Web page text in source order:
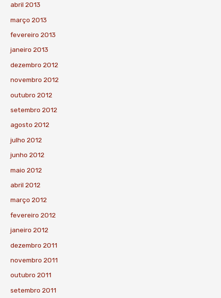
abril 2013
março 2013
fevereiro 2013
janeiro 2013
dezembro 2012
novembro 2012
outubro 2012
setembro 2012
agosto 2012
julho 2012
junho 2012
maio 2012
abril 2012
março 2012
fevereiro 2012
janeiro 2012
dezembro 2011
novembro 2011
outubro 2011
setembro 2011